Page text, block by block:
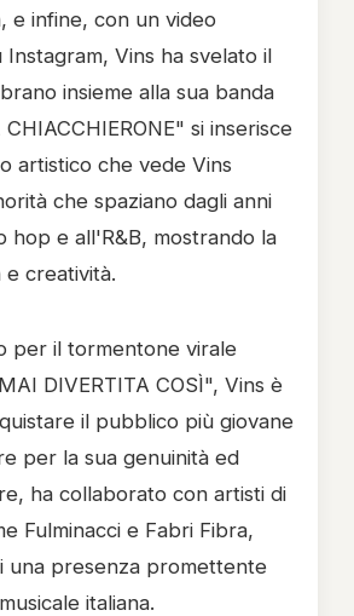
e infine, con un video
Vins ha svelato il
insieme alla sua banda
si inserisce
artistico che vede Vins
che spaziano dagli anni
hop e all'R&B, mostrando la
e creatività.
per il tormentone virale
DIVERTITA COSÌ", Vins è
il pubblico più giovane
per la sua genuinità ed
ha collaborato con artisti di
Fulminacci e Fabri Fibra,
una presenza promettente
italiana.